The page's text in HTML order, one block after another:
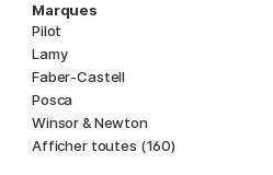
Marques
Pilot
Lamy
Faber-Castell
Posca
Winsor & Newton
Afficher toutes (160)